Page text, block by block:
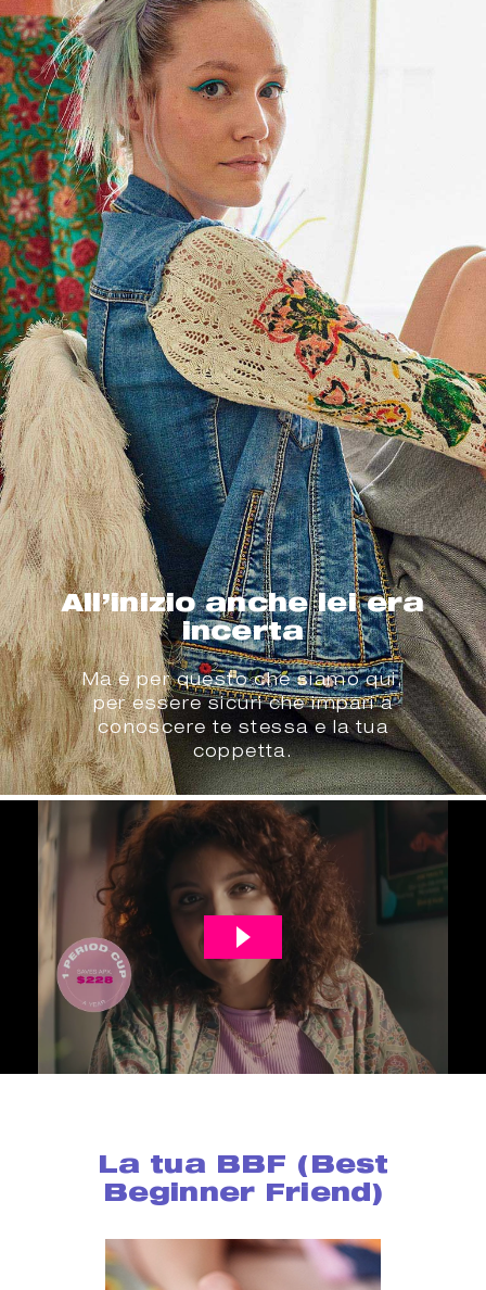
All’inizio anche lei era
incerta
Ma è per questo che siamo qui,
per essere sicuri che impari a
conoscere te stessa e la tua
coppetta.
La tua BBF (Best
Beginner Friend)